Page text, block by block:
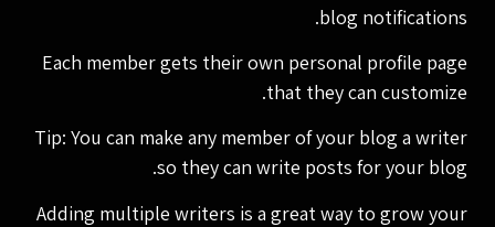
blog notifications.
Each member gets their own personal profile page
that they can customize.
Tip: You can make any member of your blog a writer
so they can write posts for your blog.
Adding multiple writers is a great way to grow your